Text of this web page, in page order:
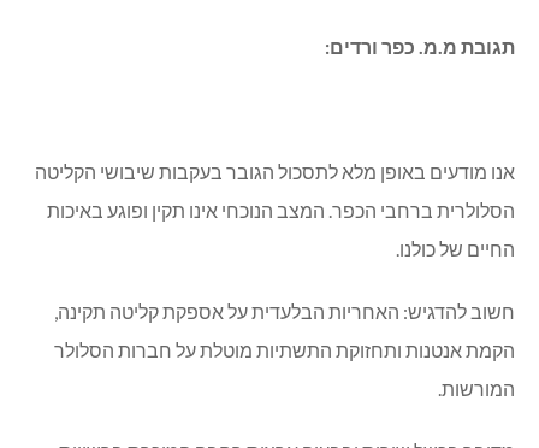
תגובת מ.מ. כפר ורדים:
אנו מודעים באופן מלא לתסכול הגובר בעקבות שיבושי הקליטה
הסלולרית ברחבי הכפר. המצב הנוכחי אינו תקין ופוגע באיכות
החיים של כולנו.
חשוב להדגיש: האחריות הבלעדית על אספקת קליטה תקינה,
הקמת אנטנות ותחזוקת התשתיות מוטלת על חברות הסלולר
המורשות.